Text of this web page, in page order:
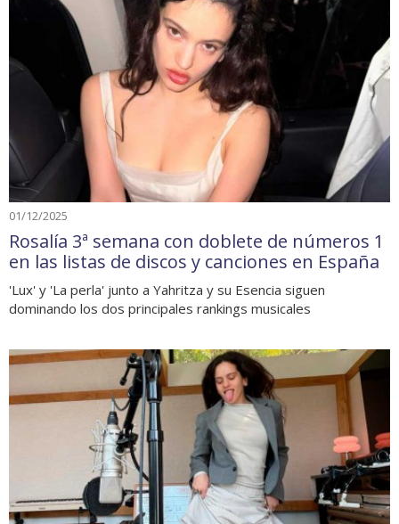
01/12/2025
Rosalía 3ª semana con doblete de números 1
en las listas de discos y canciones en España
'Lux' y 'La perla' junto a Yahritza y su Esencia siguen
dominando los dos principales rankings musicales